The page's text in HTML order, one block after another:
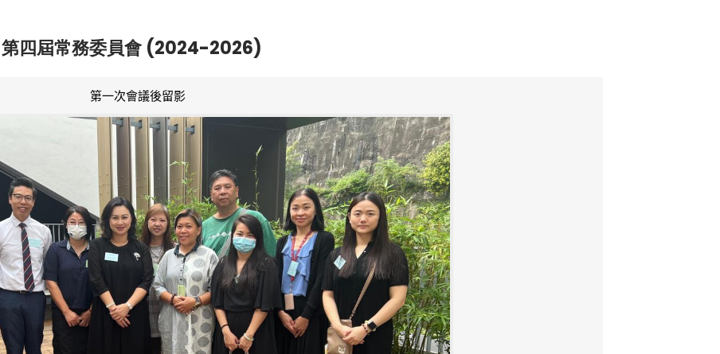
第四屆常務委員會 (2024-2026)
第一次會議後留影